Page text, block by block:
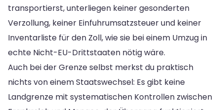
transportierst, unterliegen keiner gesonderten
Verzollung, keiner Einfuhrumsatzsteuer und keiner
Inventarliste für den Zoll, wie sie bei einem Umzug in
echte Nicht-EU-Drittstaaten nötig wäre.
Auch bei der Grenze selbst merkst du praktisch
nichts von einem Staatswechsel: Es gibt keine
Landgrenze mit systematischen Kontrollen zwischen